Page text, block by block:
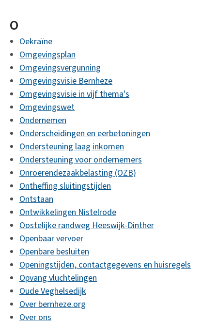
O
Oekraïne
Omgevingsplan
Omgevingsvergunning
Omgevingsvisie Bernheze
Omgevingsvisie in vijf thema's
Omgevingswet
Ondernemen
Onderscheidingen en eerbetoningen
Ondersteuning laag inkomen
Ondersteuning voor ondernemers
Onroerendezaakbelasting (OZB)
Ontheffing sluitingstijden
Ontstaan
Ontwikkelingen Nistelrode
Oostelijke randweg Heeswijk-Dinther
Openbaar vervoer
Openbare besluiten
Openingstijden, contactgegevens en huisregels
Opvang vluchtelingen
Oude Veghelsedijk
Over bernheze.org
Over ons